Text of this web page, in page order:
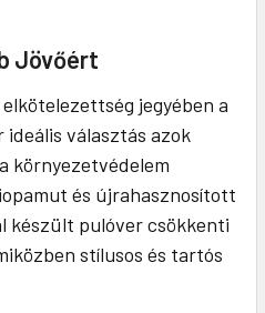
Jövőért
jegyében a
választás azok
környezetvédelem
és újrahasznosított
készült pulóver csökkenti
stílusos és tartós